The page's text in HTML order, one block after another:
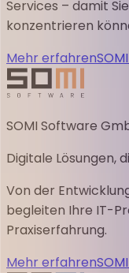
Services – damit
konzentrieren
Mehr erfahren
SOMI Software
Digitale Lösungen,
Von der
begleiten Ihre IT-
Praxiserfahrung.
Mehr erfahren